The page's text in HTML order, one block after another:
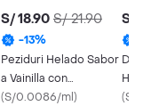
S/ 18.90 S/ 21.90
-13%
Peziduri Helado Sabor
a Vainilla con
Chocochips
(S/0.0086/ml)
S/
(S/